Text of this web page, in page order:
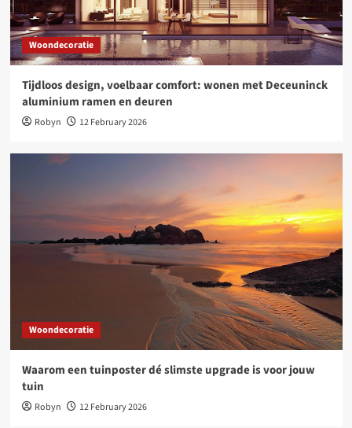
Woondecoratie
Tijdloos design, voelbaar comfort: wonen met Deceuninck
aluminium ramen en deuren
Robyn 12 February 2026
Woondecoratie
Waarom een tuinposter dé slimste upgrade is voor jouw
tuin
Robyn 12 February 2026